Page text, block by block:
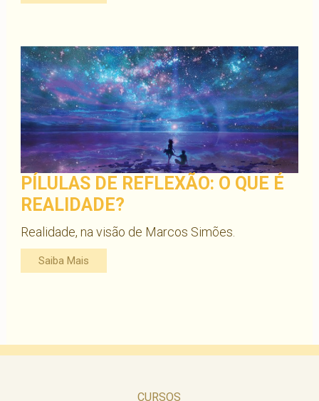
PÍLULAS DE REFLEXÃO: O QUE É
REALIDADE?
Realidade, na visão de Marcos Simões.
Saiba Mais
CURSOS